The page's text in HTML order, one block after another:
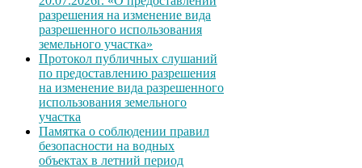
разрешения на изменение вида
разрешенного использования
земельного участка»
Протокол публичных слушаний
по предоставлению разрешения
на изменение вида разрешенного
использования земельного
участка
Памятка о соблюдении правил
безопасности на водных
объектах в летний период